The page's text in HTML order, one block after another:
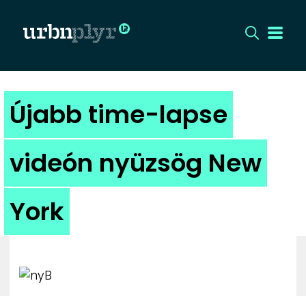
CÍMLAP
DIZÁJN
DIVAT
Újabb time-lapse
videón nyüzsög New
York